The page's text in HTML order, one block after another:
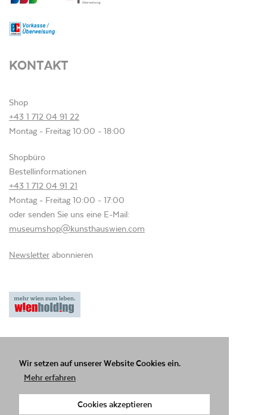
Wir setzen auf unserer Website Cookies ein.
Mehr erfahren
Cookies akzeptieren
KONTAKT
Shop
+43 1 712 04 91 22
Montag - Freitag 10:00 - 18:00
Shopbüro
Bestellinformationen
+43 1 712 04 91 21
Montag - Freitag 10:00 - 17:00
oder senden Sie uns eine E-Mail:
museumshop@kunsthauswien.com
Newsletter abonnieren